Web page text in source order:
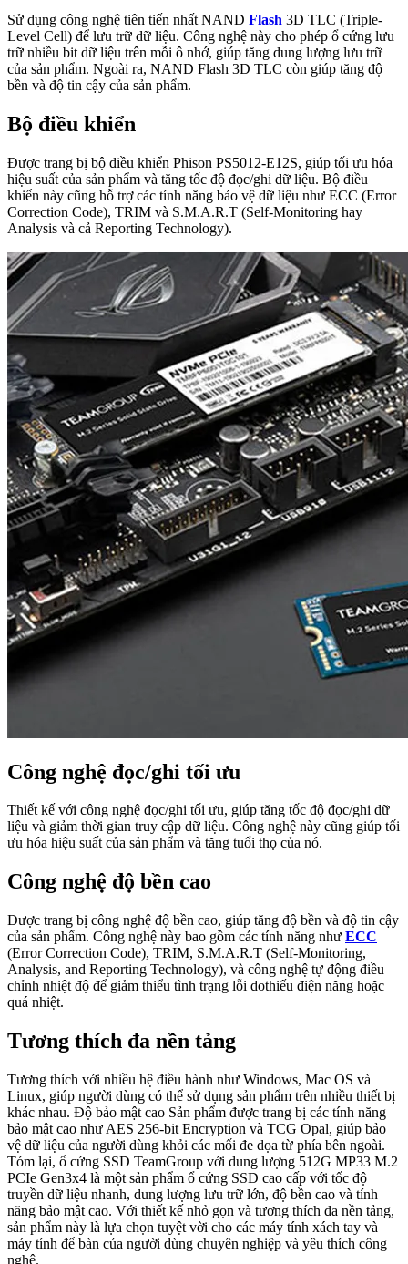
Sử dụng công nghệ tiên tiến nhất NAND Flash 3D TLC (Triple-
Level Cell) để lưu trữ dữ liệu. Công nghệ này cho phép ổ cứng lưu
trữ nhiều bit dữ liệu trên mỗi ô nhớ, giúp tăng dung lượng lưu trữ
của sản phẩm. Ngoài ra, NAND Flash 3D TLC còn giúp tăng độ
bền và độ tin cậy của sản phẩm.
Bộ điều khiển
Được trang bị bộ điều khiển Phison PS5012-E12S, giúp tối ưu hóa
hiệu suất của sản phẩm và tăng tốc độ đọc/ghi dữ liệu. Bộ điều
khiển này cũng hỗ trợ các tính năng bảo vệ dữ liệu như ECC (Error
Correction Code), TRIM và S.M.A.R.T (Self-Monitoring hay
Analysis và cả Reporting Technology).
Công nghệ đọc/ghi tối ưu
Thiết kế với công nghệ đọc/ghi tối ưu, giúp tăng tốc độ đọc/ghi dữ
liệu và giảm thời gian truy cập dữ liệu. Công nghệ này cũng giúp tối
ưu hóa hiệu suất của sản phẩm và tăng tuổi thọ của nó.
Công nghệ độ bền cao
Được trang bị công nghệ độ bền cao, giúp tăng độ bền và độ tin cậy
của sản phẩm. Công nghệ này bao gồm các tính năng như ECC
(Error Correction Code), TRIM, S.M.A.R.T (Self-Monitoring,
Analysis, and Reporting Technology), và công nghệ tự động điều
chỉnh nhiệt độ để giảm thiểu tình trạng lỗi dothiếu điện năng hoặc
quá nhiệt.
Tương thích đa nền tảng
Tương thích với nhiều hệ điều hành như Windows, Mac OS và
Linux, giúp người dùng có thể sử dụng sản phẩm trên nhiều thiết bị
khác nhau. Độ bảo mật cao Sản phẩm được trang bị các tính năng
bảo mật cao như AES 256-bit Encryption và TCG Opal, giúp bảo
vệ dữ liệu của người dùng khỏi các mối đe dọa từ phía bên ngoài.
Tóm lại, ổ cứng SSD TeamGroup với dung lượng 512G MP33 M.2
PCIe Gen3x4 là một sản phẩm ổ cứng SSD cao cấp với tốc độ
truyền dữ liệu nhanh, dung lượng lưu trữ lớn, độ bền cao và tính
năng bảo mật cao. Với thiết kế nhỏ gọn và tương thích đa nền tảng,
sản phẩm này là lựa chọn tuyệt vời cho các máy tính xách tay và
máy tính để bàn của người dùng chuyên nghiệp và yêu thích công
nghệ.